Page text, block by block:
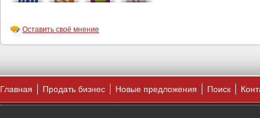
Оставить своё мнение
Главная Продать бизнес Новые предложения Поиск